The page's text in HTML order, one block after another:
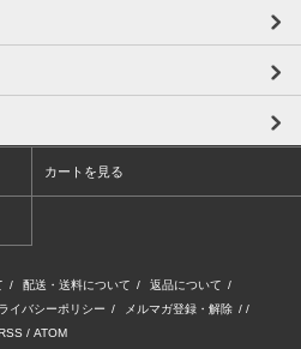
カートを見る
/ 配送・送料について / 返品について /
イバシーポリシー / メルマガ登録・解除 / /
/ ATOM